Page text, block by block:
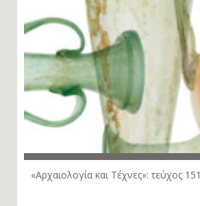
«Αρχαιολογία και Τέχνες»: τεύχος 151